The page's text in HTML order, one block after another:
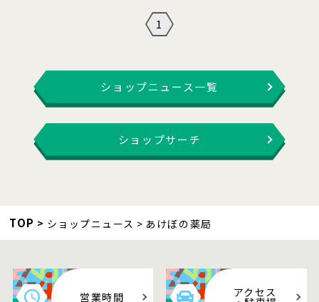
1
ショップニュース一覧
ショップサーチ
TOP ショップニュース あけぼの薬局
営業時間 アクセス